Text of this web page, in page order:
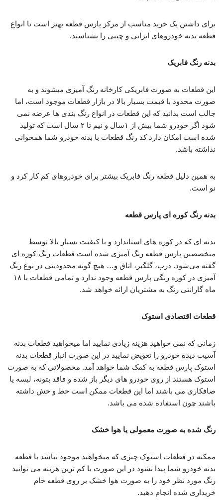
برای داشتن یک خرید مناسب از مرکز پارس قطعه بهتر است تا انواع
قطعه بدنه خودروهای ایرانی و چینی را بشناسید.
بدنه رنگ فابریک
این قطعات به صورت فابریکی کارخانه رنگ آمیزی میشوند و به
صورت محدود با قیمت بسیار بالا در بازار قطعات موجود است، اما
جالب است بدانید که این قطعات در انواع رنگ بندی ها عرضه نمی
شود اگر خودرو شما بیش از ۱سال و نیم تا ۲ سال است که تولید
شده است امکان دارد کد رنگ قطعات با بدنه خودرو شما همخوانی
نداشته باشد.
به همین دلیل قطعه رنگ فابریک بیشتر برای خودروهای کم کار کرد و
نو است.
بدنه رنگ کوره ای پارس قطعه
بدنه ای که در کوره های استاندارد و با کیفیت بسیار بالا توسط
متخصصین پارس قطعه رنگ آمیزی شده است قطعات رنگ کوره ای
گفته می‌شود. درب، گلگیر، اتاق و… هیچ گونه محدودیتی در نوع رنگ
آمیزی در کوره رنگی پارس قطعه وجود ندارد و تمامی قطعات با ۱۸
ماه گارانتی رنگ به مشتریان ارائه خواهد شد.
قطعات اقتصادی استوک
زمانی که نمی خواهید هزینه زیادی نمایید اما میخواهید قطعات بدنه
آسیب دیده خودرو را تعویض نمایید در این صورت انبار قطعات بدنه
استوک پارس قطعه به کمک شما خواهد آمد. محصولاتی که به صورت
استوک هستند از روی خودرو های دیگر باز شده و فاقد بتونه، لیسه یا
صافکاری می باشند اما این قطعات ممکن است خط و خش داشته
باشند چون استفاده شده می باشد.
رنگ شده به صورت معمولی یا هوا خشک
ممکنه در قطعات استوک چیزی که میخواهید موجود نباشد یا قطعه
بدنه خودرو شما پیدا نشود در این صورت با کم ترین هزینه می توانید
رنگ مورد نظر خود را به صورت هوا خشک بر روی قطعه خام
خریداری شده انجام دهید.